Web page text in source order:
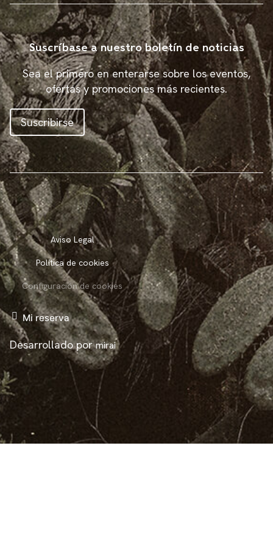
Suscríbase a nuestro boletín de noticias
Sea el primero en enterarse sobre los eventos,
ofertas y promociones más recientes.
Suscribirse
Aviso Legal
Política de cookies
Configuración de cookies
Mi reserva
Desarrollado pormirai